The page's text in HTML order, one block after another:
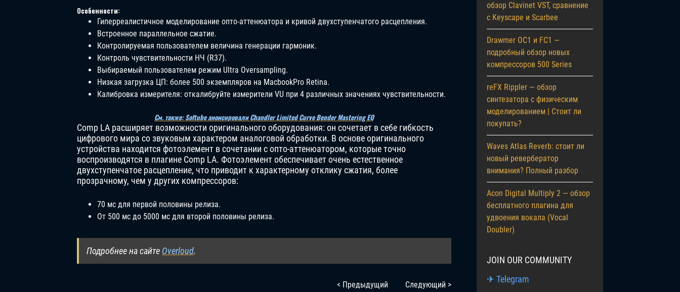
Особенности:
Гиперреалистичное моделирование опто-аттенюатора и кривой двухступенчатого расцепления.
Встроенное параллельное сжатие.
Контролируемая пользователем величина генерации гармоник.
Контроль чувствительности НЧ (R37).
Выбираемый пользователем режим Ultra Oversampling.
Низкая загрузка ЦП: более 500 экземпляров на MacbookPro Retina.
Калибровка измерителя: откалибруйте измерители VU при 4 различных значениях чувствительности.
См. также: Softube анонсировали Chandler Limited Curve Bender Mastering EQ
Comp LA расширяет возможности оригинального оборудования: он сочетает в себе гибкость
цифрового мира со звуковым характером аналоговой обработки. В основе оригинального
устройства находится фотоэлемент в сочетании с опто-аттенюатором, которые точно
воспроизводятся в плагине Comp LA. Фотоэлемент обеспечивает очень естественное
двухступенчатое расцепление, что приводит к характерному отклику сжатия, более
прозрачному, чем у других компрессоров:
70 мс для первой половины релиза.
От 500 мс до 5000 мс для второй половины релиза.
Подробнее на сайте Overloud.
< Предыдущий Следующий >
обзор Clavinet VST, сравнение
с Keyscape и Scarbee
Drawmer OC1 и FC1 —
подробный обзор новых
компрессоров 500 Series
reFX Rippler — обзор
синтезатора с физическим
моделированием | Стоит ли
покупать?
Waves Atlas Reverb: стоит ли
новый ревербератор
внимания? Полный разбор
Acon Digital Multiply 2 — обзор
бесплатного плагина для
удвоения вокала (Vocal
Doubler)
JOIN OUR COMMUNITY
✈ Telegram